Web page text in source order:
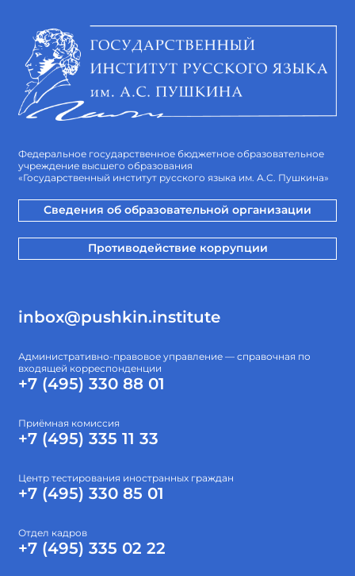
Федеральное государственное бюджетное образовательное
учреждение высшего образования
«Государственный институт русского языка им. А.С. Пушкина»
Сведения об образовательной организации
Противодействие коррупции
inbox@pushkin.institute
Административно-правовое управление — справочная по
входящей корреспонденции
+7 (495) 330 88 01
Приёмная комиссия
+7 (495) 335 11 33
Центр тестирования иностранных граждан
+7 (495) 330 85 01
Отдел кадров
+7 (495) 335 02 22